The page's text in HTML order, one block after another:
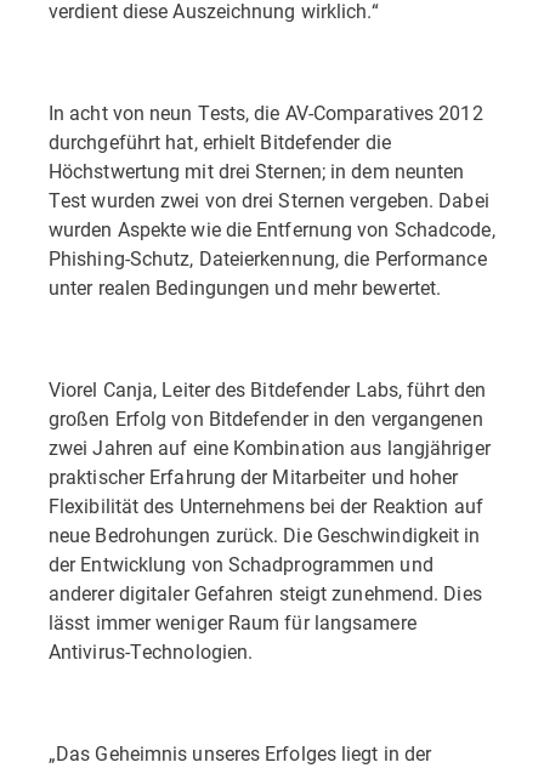
verdient diese Auszeichnung wirklich.“
In acht von neun Tests, die AV-Comparatives 2012
durchgeführt hat, erhielt Bitdefender die
Höchstwertung mit drei Sternen; in dem neunten
Test wurden zwei von drei Sternen vergeben. Dabei
wurden Aspekte wie die Entfernung von Schadcode,
Phishing-Schutz, Dateierkennung, die Performance
unter realen Bedingungen und mehr bewertet.
Viorel Canja, Leiter des Bitdefender Labs, führt den
großen Erfolg von Bitdefender in den vergangenen
zwei Jahren auf eine Kombination aus langjähriger
praktischer Erfahrung der Mitarbeiter und hoher
Flexibilität des Unternehmens bei der Reaktion auf
neue Bedrohungen zurück. Die Geschwindigkeit in
der Entwicklung von Schadprogrammen und
anderer digitaler Gefahren steigt zunehmend. Dies
lässt immer weniger Raum für langsamere
Antivirus-Technologien.
„Das Geheimnis unseres Erfolges liegt in der